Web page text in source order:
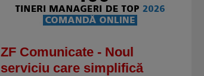
ZF Comunicate - Noul
serviciu care simplifică